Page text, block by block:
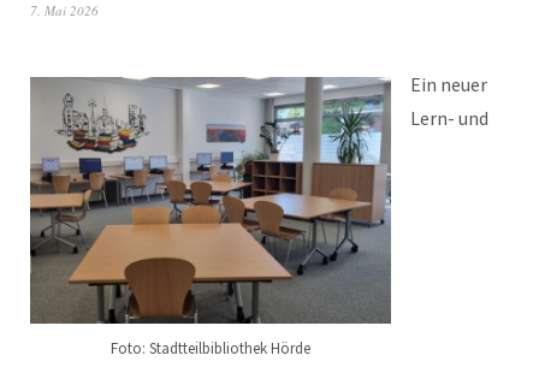
7. Mai 2026
Foto: Stadtteilbibliothek Hörde
Ein neuer
Lern- und